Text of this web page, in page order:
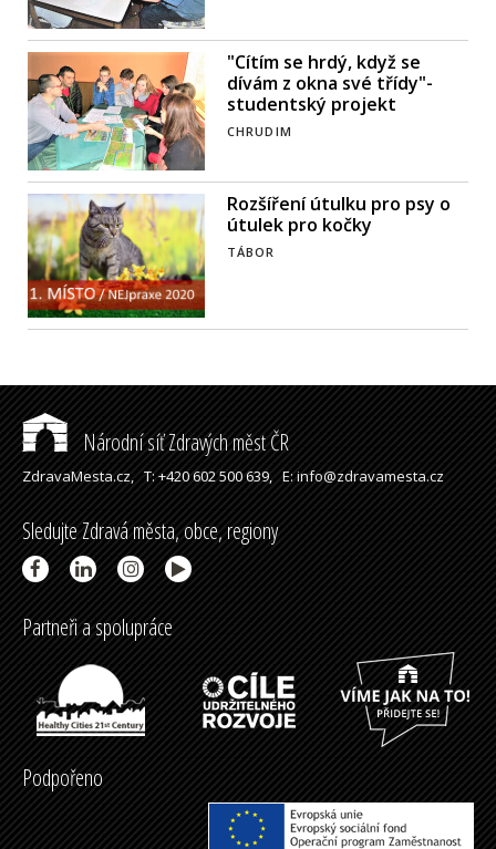
"Cítím se hrdý, když se
dívám z okna své třídy"-
studentský projekt
CHRUDIM
Rozšíření útulku pro psy o
útulek pro kočky
TÁBOR
Národní síť Zdravých měst ČR
ZdravaMesta.cz,T: +420 602 500 639,E: info@zdravamesta.cz
Sledujte Zdravá města, obce, regiony
Partneři a spolupráce
Podpořeno